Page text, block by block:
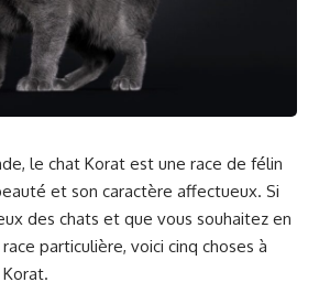
le chat Korat est une race de félin
et son caractère affectueux. Si
des chats et que vous souhaitez en
particulière, voici cinq choses à